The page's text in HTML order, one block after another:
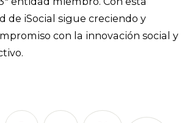
de iSocial sigue creciendo y
con la innovación social y